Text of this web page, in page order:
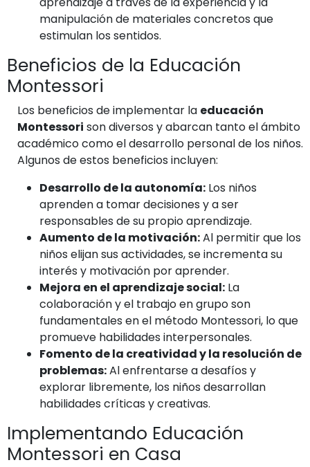
manipulación de materiales concretos que
estimulan los sentidos.
Beneficios de la Educación
Montessori
Los beneficios de implementar la educación
Montessori son diversos y abarcan tanto el ámbito
académico como el desarrollo personal de los niños.
Algunos de estos beneficios incluyen:
Desarrollo de la autonomía: Los niños
aprenden a tomar decisiones y a ser
responsables de su propio aprendizaje.
Aumento de la motivación:Al permitir que los
niños elijan sus actividades, se incrementa su
interés y motivación por aprender.
Mejora en el aprendizaje social: La
colaboración y el trabajo en grupo son
fundamentales en el método Montessori, lo que
promueve habilidades interpersonales.
Fomento de la creatividad y la resolución de
problemas:Al enfrentarse a desafíos y
explorar libremente, los niños desarrollan
habilidades críticas y creativas.
Implementando Educación
Montessori en Casa